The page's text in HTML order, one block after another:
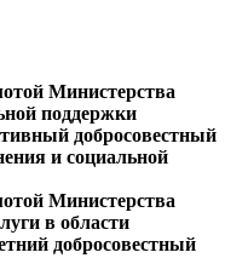
Министерства
поддержки
добросовестный
и социальной
Министерства
в области
добросовестный